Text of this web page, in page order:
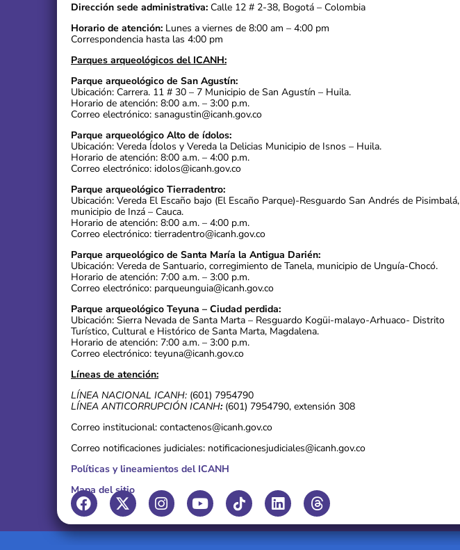
Dirección sede administrativa: Calle 12 # 2-38, Bogotá – Colombia
Horario de atención: Lunes a viernes de 8:00 am – 4:00 pm
Correspondencia hasta las 4:00 pm
Parques arqueológicos del ICANH:
Parque arqueológico de San Agustín:
Ubicación: Carrera. 11 # 30 – 7 Municipio de San Agustín – Huila.
Horario de atención: 8:00 a.m. – 3:00 p.m.
Correo electrónico: sanagustin@icanh.gov.co
Parque arqueológico Alto de ídolos:
Ubicación: Vereda Ídolos y Vereda la Delicias Municipio de Isnos – Huila.
Horario de atención: 8:00 a.m. – 4:00 p.m.
Correo electrónico: idolos@icanh.gov.co
Parque arqueológico Tierradentro:
Ubicación: Vereda El Escaño bajo (El Escaño Parque)-Resguardo San Andrés de Pisimbalá,
municipio de Inzá – Cauca.
Horario de atención: 8:00 a.m. – 4:00 p.m.
Correo electrónico: tierradentro@icanh.gov.co
Parque arqueológico de Santa María la Antigua Darién:
Ubicación: Vereda de Santuario, corregimiento de Tanela, municipio de Unguía-Chocó.
Horario de atención: 7:00 a.m. – 3:00 p.m.
Correo electrónico: parqueunguia@icanh.gov.co
Parque arqueológico Teyuna – Ciudad perdida:
Ubicación: Sierra Nevada de Santa Marta – Resguardo Kogüi-malayo-Arhuaco- Distrito
Turístico, Cultural e Histórico de Santa Marta, Magdalena.
Horario de atención: 7:00 a.m. – 3:00 p.m.
Correo electrónico: teyuna@icanh.gov.co
Líneas de atención:
LÍNEA NACIONAL ICANH: (601) 7954790
LÍNEA ANTICORRUPCIÓN ICANH: (601) 7954790, extensión 308
Correo institucional: contactenos@icanh.gov.co
Correo notificaciones judiciales: notificacionesjudiciales@icanh.gov.co
Políticas y lineamientos del ICANH
Mapa del sitio
F
a
c
e
X
-
t
w
I
n
s
t
Y
o
u
t
L
i
n
k
T
h
r
e